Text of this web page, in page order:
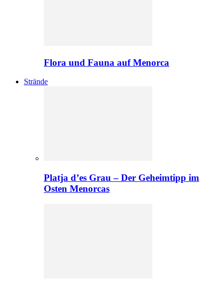
Flora und Fauna auf Menorca
Strände
Platja d’es Grau – Der Geheimtipp im
Osten Menorcas